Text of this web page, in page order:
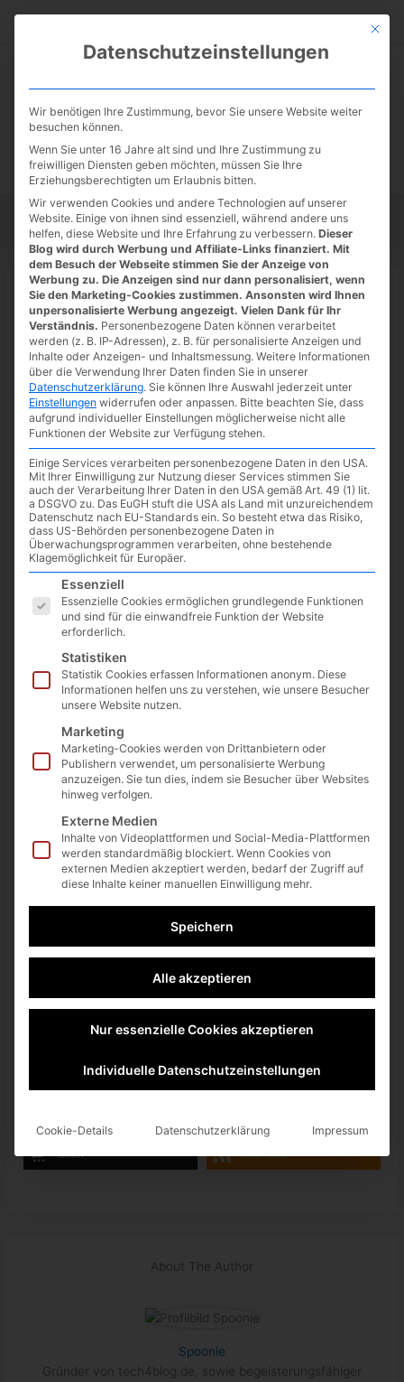
Startseite Tipps Tutorials Tests
Startseite»News
Epic Games Store: Anno 1800
Probewoche
14.04.2022/ VonSpoonie/Schreibe einen Kommentar
minute of reading
veröffentlicht und bekommt dieses Jahr noch einen weiteren
Season Pass dazu –den Season 4 Pass. Der erste DLC aus
dem neuen Pass,Keim der Hoffnung,
bereits erschienen.
Passend dazu und für alle die das Spiel noch nicht kennen,
gibt es im Epic Games Store eineAnno 1800 Probewochevom
12.04. bis 19.04.2022.
Auch wenn es sich dabei “nur” um das Grundspiel handelt., ist
dieses bereits schon so umfangreich und komplex, dass es
Stunden, nein Tage/Wochen, an den Bildschirm fesselt. Ich
spreche da aus eigener Erfahrung.
Durch die drei bereits erschienenen Season Passes, wurde
ergänzt. Und wenn es nicht so erfolgreich wäre, hätte es mit
teilen RSS-feed
About The Author
Spoonie
Gründer von tech4blog.de, sowie begeisterungsfähiger
Mit
Datenschutzeinstellungen
Wir benötigen Ihre Zustimmung, bevor Sie unsere Website weiter
besuchen können.
Wenn Sie unter 16 Jahre alt sind und Ihre Zustimmung zu
freiwilligen Diensten geben möchten, müssen Sie Ihre
Erziehungsberechtigten um Erlaubnis bitten.
Wir verwenden Cookies und andere Technologien auf unserer
Website. Einige von ihnen sind essenziell, während andere uns
helfen, diese Website und Ihre Erfahrung zu verbessern. Dieser
Blog wird durch Werbung und Affiliate-Links finanziert. Mit
dem Besuch der Webseite stimmen Sie der Anzeige von
Werbung zu. Die Anzeigen sind nur dann personalisiert, wenn
Sie den Marketing-Cookies zustimmen. Ansonsten wird Ihnen
unpersonalisierte Werbung angezeigt. Vielen Dank für Ihr
Verständnis. Personenbezogene Daten können verarbeitet
werden (z. B. IP-Adressen), z. B. für personalisierte Anzeigen und
Inhalte oder Anzeigen- und Inhaltsmessung. Weitere Informationen
über die Verwendung Ihrer Daten finden Sie in unserer
Datenschutzerklärung. Sie können Ihre Auswahl jederzeit unter
Einstellungen widerrufen oder anpassen. Bitte beachten Sie, dass
aufgrund individueller Einstellungen möglicherweise nicht alle
Funktionen der Website zur Verfügung stehen.
Einige Services verarbeiten personenbezogene Daten in den USA.
Mit Ihrer Einwilligung zur Nutzung dieser Services stimmen Sie
auch der Verarbeitung Ihrer Daten in den USA gemäß Art. 49 (1) lit.
a DSGVO zu. Das EuGH stuft die USA als Land mit unzureichendem
Datenschutz nach EU-Standards ein. So besteht etwa das Risiko,
dass US-Behörden personenbezogene Daten in
Überwachungsprogrammen verarbeiten, ohne bestehende
Klagemöglichkeit für Europäer.
Es folgt eine Liste der Service-Gruppen, für die eine
Essenziell
Essenzielle Cookies ermöglichen grundlegende Funktionen
und sind für die einwandfreie Funktion der Website
erforderlich.
Statistiken
Statistik Cookies erfassen Informationen anonym. Diese
Informationen helfen uns zu verstehen, wie unsere Besucher
unsere Website nutzen.
Marketing
Marketing-Cookies werden von Drittanbietern oder
Publishern verwendet, um personalisierte Werbung
anzuzeigen. Sie tun dies, indem sie Besucher über Websites
hinweg verfolgen.
Externe Medien
Inhalte von Videoplattformen und Social-Media-Plattformen
werden standardmäßig blockiert. Wenn Cookies von
externen Medien akzeptiert werden, bedarf der Zugriff auf
diese Inhalte keiner manuellen Einwilligung mehr.
Speichern
Alle akzeptieren
Nur essenzielle Cookies akzeptieren
Individuelle Datenschutzeinstellungen
Cookie-Details Datenschutzerklärung Impressum